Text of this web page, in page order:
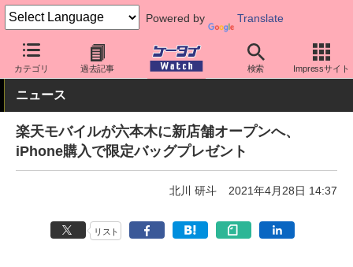
Powered by Translate
カテゴリ 過去記事 検索 Impressサイト
ケータイ Watch キャリア 楽天 サポート
ニュース
楽天モバイルが六本木に新店舗オープンへ、
iPhone購入で限定バッグプレゼント
北川 研斗 2021年4月28日 14:37
リスト